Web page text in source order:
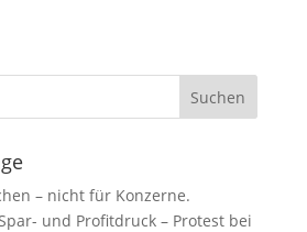
– nicht für Konzerne.
und Profitdruck – Protest bei